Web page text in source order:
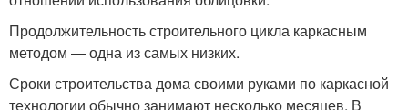
Продолжительность строительного цикла каркасным
методом — одна из самых низких.
Сроки строительства дома своими руками по каркасной
технологии обычно занимают несколько месяцев. В